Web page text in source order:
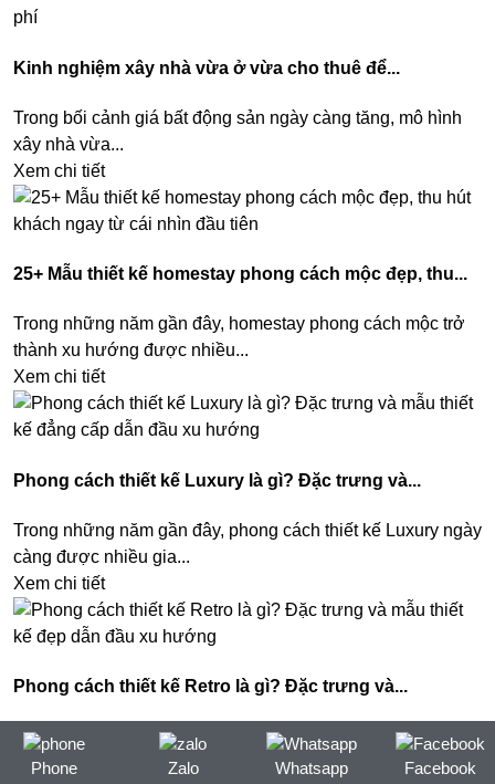
Kinh nghiệm xây nhà vừa ở vừa cho thuê để...
Trong bối cảnh giá bất động sản ngày càng tăng, mô hình
xây nhà vừa...
Xem chi tiết
25+ Mẫu thiết kế homestay phong cách mộc đẹp, thu...
Trong những năm gần đây, homestay phong cách mộc trở
thành xu hướng được nhiều...
Xem chi tiết
Phong cách thiết kế Luxury là gì? Đặc trưng và...
Trong những năm gần đây, phong cách thiết kế Luxury ngày
càng được nhiều gia...
Xem chi tiết
Phong cách thiết kế Retro là gì? Đặc trưng và...
Trong thế giới nội thất hiện đại, các phong cách thiết kế
luôn không ngừng...
Phone Zalo Whatsapp Facebook